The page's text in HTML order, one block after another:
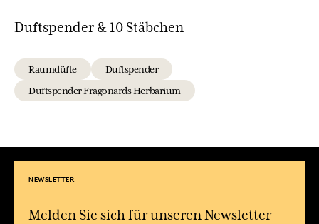
Duftspender & 10 Stäbchen
Raumdüfte
Duftspender
Duftspender Fragonards Herbarium
NEWSLETTER
Melden Sie sich für unseren Newsletter